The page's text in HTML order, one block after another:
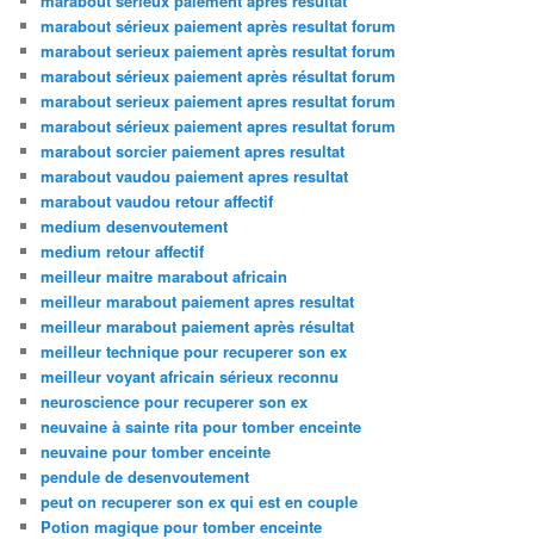
marabout sérieux paiement après resultat forum
marabout serieux paiement après resultat forum
marabout sérieux paiement après résultat forum
marabout serieux paiement apres resultat forum
marabout sérieux paiement apres resultat forum
marabout sorcier paiement apres resultat
marabout vaudou paiement apres resultat
marabout vaudou retour affectif
medium desenvoutement
medium retour affectif
meilleur maitre marabout africain
meilleur marabout paiement apres resultat
meilleur marabout paiement après résultat
meilleur technique pour recuperer son ex
meilleur voyant africain sérieux reconnu
neuroscience pour recuperer son ex
neuvaine à sainte rita pour tomber enceinte
neuvaine pour tomber enceinte
pendule de desenvoutement
peut on recuperer son ex qui est en couple
Potion magique pour tomber enceinte